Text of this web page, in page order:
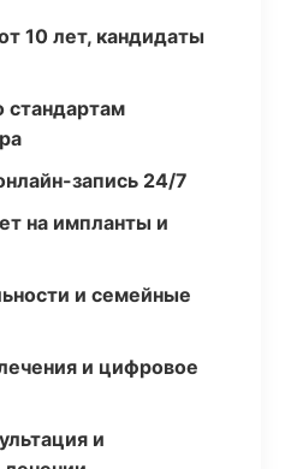
10 лет, кандидаты
стандартам
запись 24/7
на импланты и
и семейные
и цифровое
и